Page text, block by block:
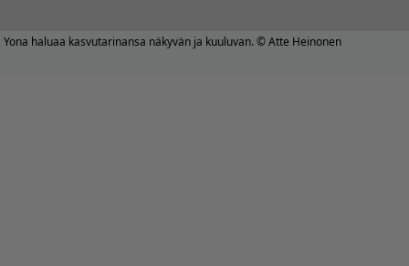
Yona haluaa kasvutarinansa näkyvän ja kuuluvan. © Atte Heinonen